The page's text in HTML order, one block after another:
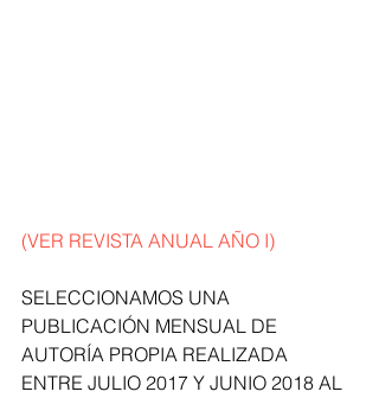
(VER REVISTA ANUAL AÑO I)
SELECCIONAMOS UNA
PUBLICACIÓN MENSUAL DE
AUTORÍA PROPIA REALIZADA
ENTRE JULIO 2017 Y JUNIO 2018 AL